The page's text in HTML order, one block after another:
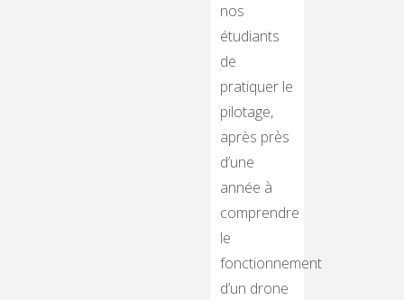
nos
étudiants
de
pratiquer le
pilotage,
après près
d’une
année à
comprendre
le
fonctionnement
d’un drone